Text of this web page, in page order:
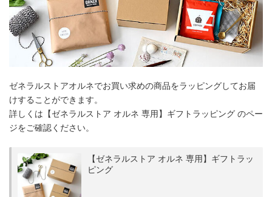
ゼネラルストアオルネでお買い求めの商品をラッピングしてお届
けすることができます。
詳しくは【ゼネラルストア オルネ 専用】ギフトラッピング のペー
ジをご確認ください。
【ゼネラルストア オルネ 専用】ギフトラッ
ピング